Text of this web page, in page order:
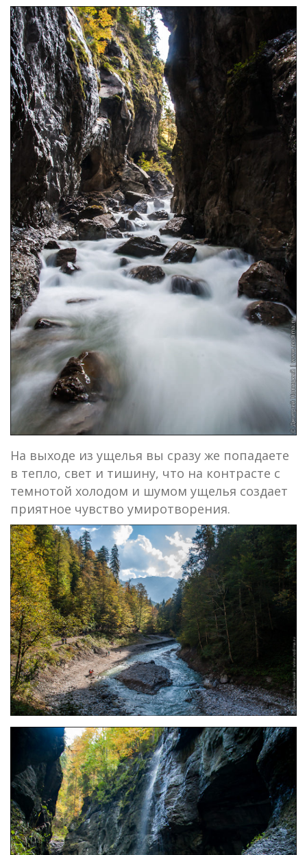
На выходе из ущелья вы сразу же попадаете
в тепло, свет и тишину, что на контрасте с
темнотой холодом и шумом ущелья создает
приятное чувство умиротворения.